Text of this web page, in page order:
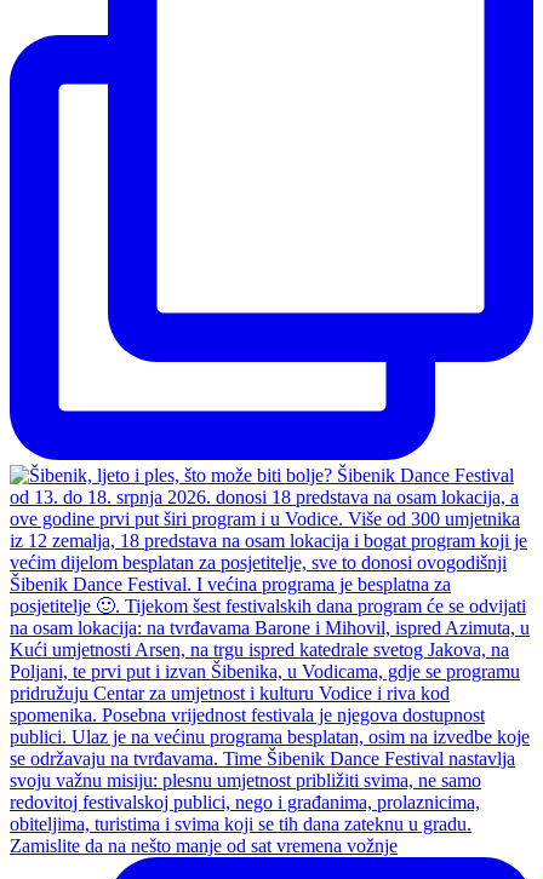
Zamislite da na nešto manje od sat vremena vožnje